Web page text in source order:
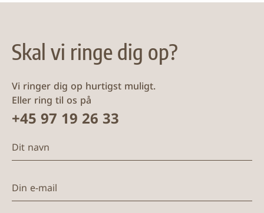
Skal vi ringe dig op?
Vi ringer dig op hurtigst muligt.
Eller ring til os på
+45 97 19 26 33